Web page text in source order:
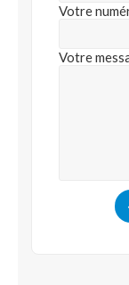
Votre
Votre